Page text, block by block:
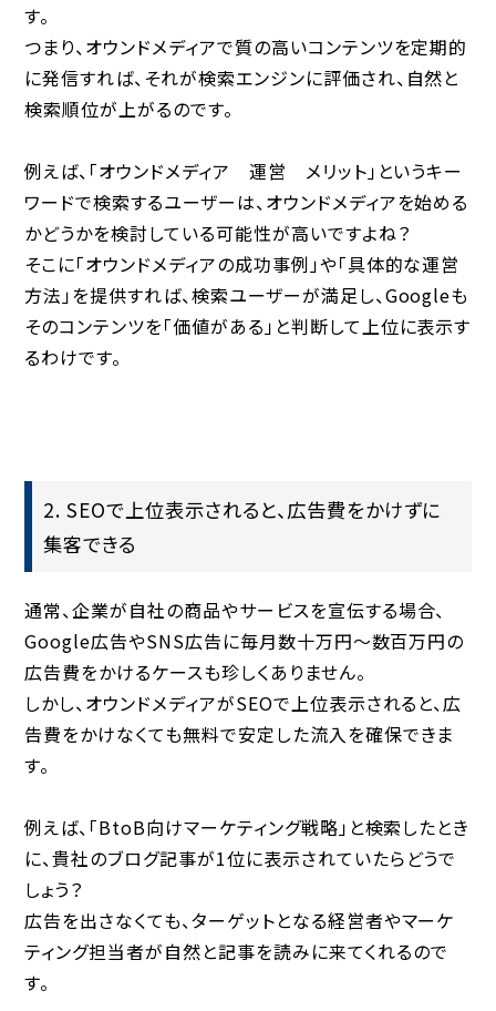
す。
つまり、オウンドメディアで質の高いコンテンツを定期的
に発信すれば、それが検索エンジンに評価され、自然と
検索順位が上がるのです。
例えば、「オウンドメディア 運営 メリット」というキー
ワードで検索するユーザーは、オウンドメディアを始める
かどうかを検討している可能性が高いですよね？
そこに「オウンドメディアの成功事例」や「具体的な運営
方法」を提供すれば、検索ユーザーが満足し、Googleも
そのコンテンツを「価値がある」と判断して上位に表示す
るわけです。
2. SEOで上位表示されると、広告費をかけずに
集客できる
通常、企業が自社の商品やサービスを宣伝する場合、
Google広告やSNS広告に毎月数十万円～数百万円の
広告費をかけるケースも珍しくありません。
しかし、オウンドメディアがSEOで上位表示されると、広
告費をかけなくても無料で安定した流入を確保できま
す。
例えば、「BtoB向けマーケティング戦略」と検索したとき
に、貴社のブログ記事が1位に表示されていたらどうで
しょう？
広告を出さなくても、ターゲットとなる経営者やマーケ
ティング担当者が自然と記事を読みに来てくれるので
す。